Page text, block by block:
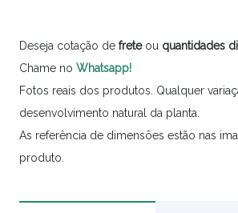
Deseja cotação de freteou quantidades
Chame no Whatsapp!
Fotos reais dos produtos. Qualquer
desenvolvimento natural da planta.
As referência de dimensões estão nas
produto.